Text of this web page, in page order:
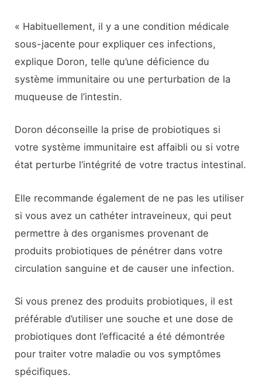
« Habituellement, il y a une condition médicale
sous-jacente pour expliquer ces infections,
explique Doron, telle qu’une déficience du
système immunitaire ou une perturbation de la
muqueuse de l’intestin.
Doron déconseille la prise de probiotiques si
votre système immunitaire est affaibli ou si votre
état perturbe l’intégrité de votre tractus intestinal.
Elle recommande également de ne pas les utiliser
si vous avez un cathéter intraveineux, qui peut
permettre à des organismes provenant de
produits probiotiques de pénétrer dans votre
circulation sanguine et de causer une infection.
Si vous prenez des produits probiotiques, il est
préférable d’utiliser une souche et une dose de
probiotiques dont l’efficacité a été démontrée
pour traiter votre maladie ou vos symptômes
spécifiques.